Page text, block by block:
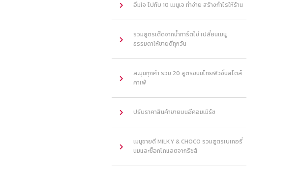
อิ่มใจ ไปกับ 10 เมนูเจ ทำง่าย สร้างกำไรให้ร้าน
รวมสูตรเด็ดจากน้ำทาร์ตไข่ เปลี่ยนเมนู
ธรรมดาให้ขายดีทุกวัน
ละมุนทุกคำ รวม 20 สูตรขนมไทยฟิวชั่นสไตล์
คาเฟ่
ปรับราคาสินค้าขายบนอีคอมเมิร์ซ
เมนูขายดี MILKY & CHOCO รวมสูตรเบเกอรี่
นมและช็อกโกแลตจากริชส์